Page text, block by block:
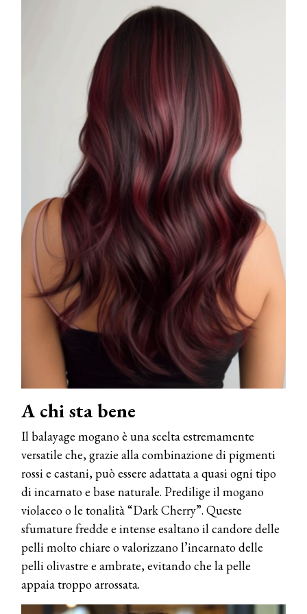
A chi sta bene
Il balayage mogano è una scelta estremamente
versatile che, grazie alla combinazione di pigmenti
rossi e castani, può essere adattata a quasi ogni tipo
di incarnato e base naturale. Predilige il mogano
violaceo o le tonalità “Dark Cherry”. Queste
sfumature fredde e intense esaltano il candore delle
pelli molto chiare o valorizzano l’incarnato delle
pelli olivastre e ambrate, evitando che la pelle
appaia troppo arrossata.